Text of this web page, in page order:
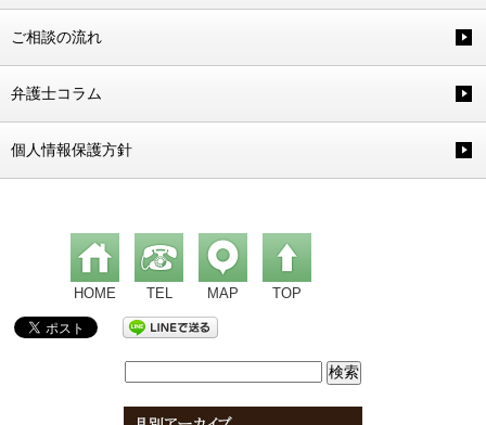
ご相談の流れ
弁護士コラム
個人情報保護方針
HOME TEL MAP TOP